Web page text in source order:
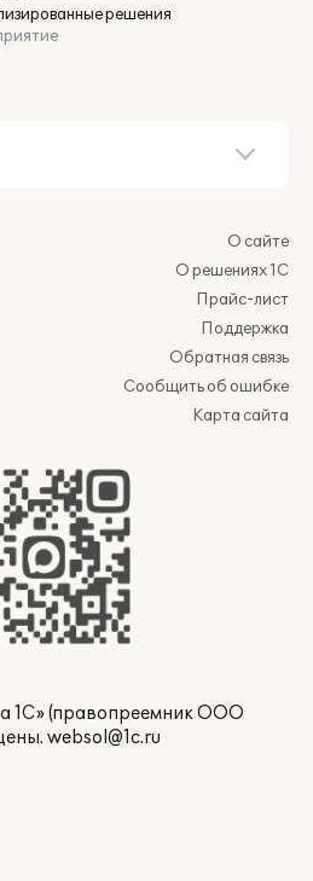
решения
О сайте
О решениях 1С
Прайс-лист
Поддержка
Обратная связь
Сообщить об ошибке
Карта сайта
1С» (правопреемник ООО
websol@1c.ru